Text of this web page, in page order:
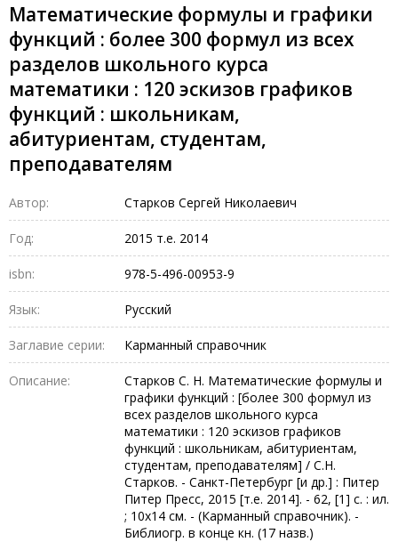
Математические формулы и графики
функций : более 300 формул из всех
разделов школьного курса
математики : 120 эскизов графиков
функций : школьникам,
абитуриентам, студентам,
преподавателям
Автор: Старков Сергей Николаевич
Год: 2015 т.е. 2014
isbn: 978-5-496-00953-9
Язык: Русский
Заглавие серии: Карманный справочник
Описание:
Старков С. Н. Математические формулы и
графики функций : [более 300 формул из
всех разделов школьного курса
математики : 120 эскизов графиков
функций : школьникам, абитуриентам,
студентам, преподавателям] / С.Н.
Старков. - Санкт-Петербург [и др.] : Питер
Питер Пресс, 2015 [т.е. 2014]. - 62, [1] с. : ил.
; 10х14 см. - (Карманный справочник). -
Библиогр. в конце кн. (17 назв.)